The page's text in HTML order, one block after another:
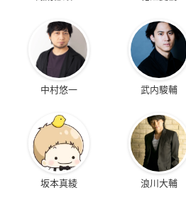
中村悠一 武内駿輔
坂本真綾 浪川大輔